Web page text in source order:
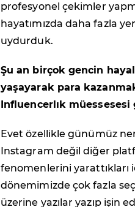
profesyonel çekimler
hayatımızda daha fazla
uydurduk.
Şu an birçok gencin
yaşayarak para
Influencerlık
Evet özellikle günümüz
Instagram değil diğer
fenomenlerini yarattıkları
dönemimizde çok fazla
üzerine yazılar yazıp işin